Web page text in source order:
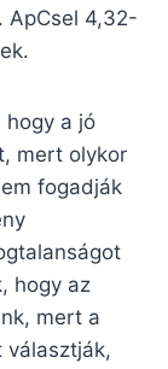
ApCsel 4,32-
hogy a jó
mert olykor
fogadják
hogy az
mert a
választják,